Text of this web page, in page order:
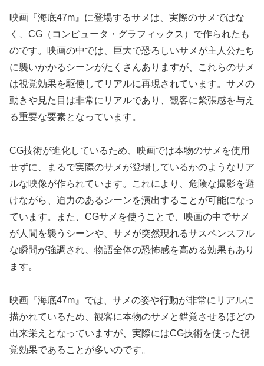
映画『海底47m』に登場するサメは、実際のサメではな
く、CG（コンピュータ・グラフィックス）で作られたも
のです。映画の中では、巨大で恐ろしいサメが主人公たち
に襲いかかるシーンがたくさんありますが、これらのサメ
は視覚効果を駆使してリアルに再現されています。サメの
動きや見た目は非常にリアルであり、観客に緊張感を与え
る重要な要素となっています。
CG技術が進化しているため、映画では本物のサメを使用
せずに、まるで実際のサメが登場しているかのようなリア
ルな映像が作られています。これにより、危険な撮影を避
けながら、迫力のあるシーンを演出することが可能になっ
ています。また、CGサメを使うことで、映画の中でサメ
が人間を襲うシーンや、サメが突然現れるサスペンスフル
な瞬間が強調され、物語全体の恐怖感を高める効果もあり
ます。
映画『海底47m』では、サメの姿や行動が非常にリアルに
描かれているため、観客に本物のサメと錯覚させるほどの
出来栄えとなっていますが、実際にはCG技術を使った視
覚効果であることが多いのです。